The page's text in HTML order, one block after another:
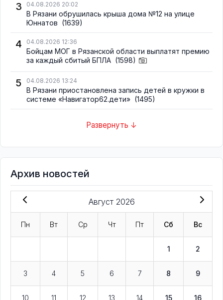
3 04.08.2026 20:02
В Рязани обрушилась крыша дома №12 на улице
Юннатов (1639)
4 04.08.2026 12:36
Бойцам МОГ в Рязанской области выплатят премию
за каждый сбитый БПЛА (1598)
5 04.08.2026 13:24
В Рязани приостановлена запись детей в кружки в
системе «Навигатор62.дети» (1495)
Развернуть ↓
Архив новостей
Август 2026
Пн Вт Ср Чт Пт Сб Вс
1 2
3 4 5 6 7 8 9
10 11 12 13 14 15 16